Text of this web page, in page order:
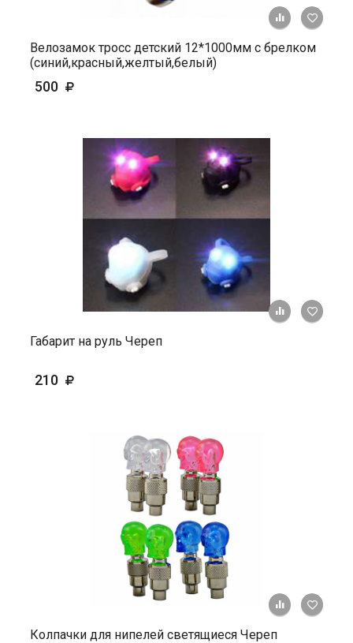
+ К
Велозамок тросс детский 12*1000мм с брелком
(синий,красный,желтый,белый)
500
+ К
Габарит на руль Череп
210
+ К
Колпачки для нипелей светящиеся Череп